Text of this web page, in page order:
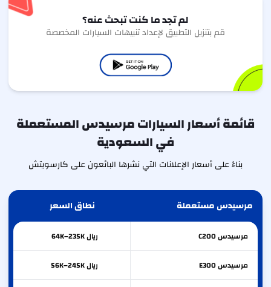
لم تجد ما كنت تبحث عنه؟
قم بتنزيل التطبيق لإعداد تنبيهات السيارات المخصصة
قائمة أسعار السيارات مرسيدس المستعملة
في السعودية
بناءً على أسعار الإعلانات التي نشرها البائعون على كارسويتش
مرسيدس مستعملة نطاق السعر
مرسيدسC200 ريال 64K–235K
مرسيدسE300 ريال 56K–245K